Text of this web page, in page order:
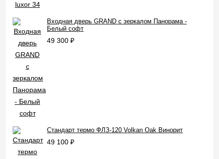
Входная дверь GRAND с зеркалом Панорама -
Белый софт
49 300 ₽
Стандарт термо ФЛЗ-120 Volkan Oak Винорит
49 100 ₽